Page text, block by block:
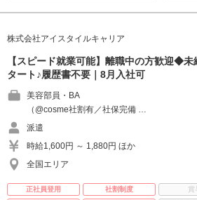
株式会社アイスタイルキャリア
【スピード就業可能】離職中の方歓迎◆
タート♪履歴書不要｜8月入社可
美容部員・BA
（@cosme社割有／社保完備 …
派遣
時給1,600円 ～ 1,880円 ほか
全国エリア
正社員登用 社割制度 賞